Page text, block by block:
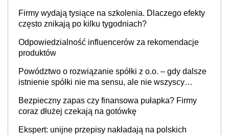
Firmy wydają tysiące na szkolenia. Dlaczego efekty
często znikają po kilku tygodniach?
Odpowiedzialność influencerów za rekomendacje
produktów
Powództwo o rozwiązanie spółki z o.o. – gdy dalsze
istnienie spółki nie ma sensu, ale nie wszyscy
Bezpieczny zapas czy finansowa pułapka? Firmy
coraz dłużej czekają na gotówkę
Ekspert: unijne przepisy nakładają na polskich